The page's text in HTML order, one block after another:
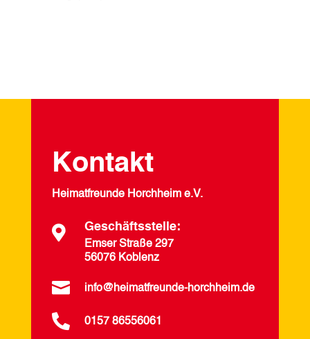
Kontakt
Heimatfreunde Horchheim e.V.
 Geschäftsstelle:
Emser Straße 297
56076 Koblenz
 info@heimatfreunde-horchheim.de
 0157 86556061